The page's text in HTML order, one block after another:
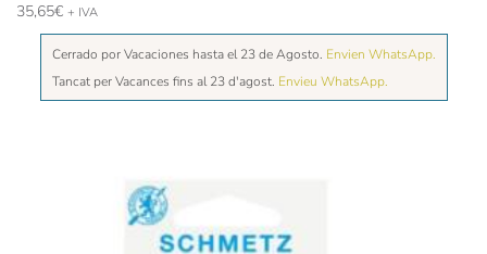
35,65€ + IVA
Cerrado por Vacaciones hasta el 23 de Agosto. Envien WhatsApp.
Tancat per Vacances fins al 23 d'agost. Envieu WhatsApp.